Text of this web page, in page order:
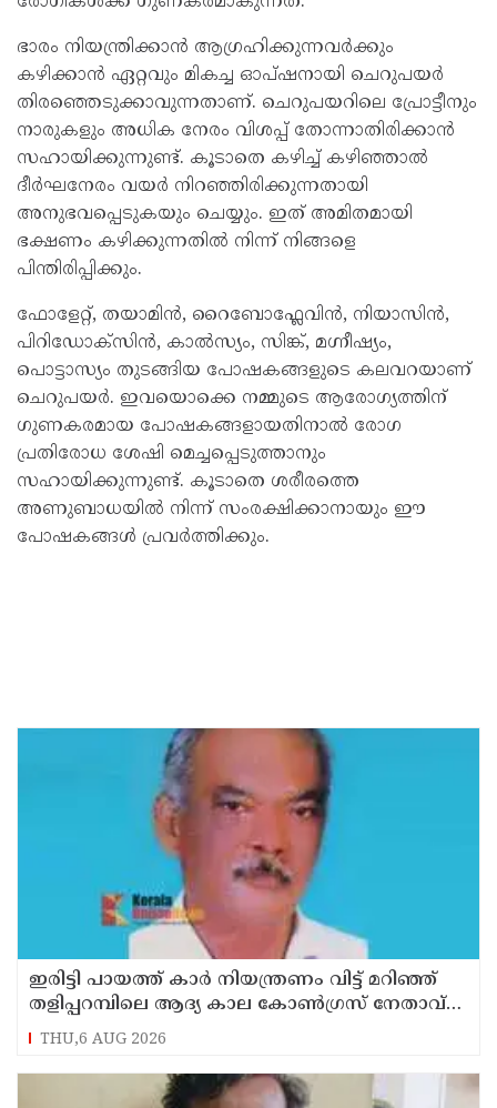
ഭാരം നിയന്ത്രിക്കാൻ ആഗ്രഹിക്കുന്നവർക്കും
കഴിക്കാൻ ഏറ്റവും മികച്ച ഓപ്‌ഷനായി ചെറുപയർ
തിരഞ്ഞെടുക്കാവുന്നതാണ്. ചെറുപയറിലെ പ്രോട്ടീനും
നാരുകളും അധിക നേരം വിശപ്പ് തോന്നാതിരിക്കാൻ
സഹായിക്കുന്നുണ്ട്. കൂടാതെ കഴിച്ച് കഴിഞ്ഞാൽ
ദീർഘനേരം വയർ നിറഞ്ഞിരിക്കുന്നതായി
അനുഭവപ്പെടുകയും ചെയ്യും. ഇത് അമിതമായി
ഭക്ഷണം കഴിക്കുന്നതിൽ നിന്ന് നിങ്ങളെ
പിന്തിരിപ്പിക്കും.
ഫോളേറ്റ്, തയാമിൻ, റൈബോഫ്ലേവിൻ, നിയാസിൻ,
പിറിഡോക്സിൻ, കാൽസ്യം, സിങ്ക്, മഗ്നീഷ്യം,
പൊട്ടാസ്യം തുടങ്ങിയ പോഷകങ്ങളുടെ കലവറയാണ്
ചെറുപയർ. ഇവയൊക്കെ നമ്മുടെ ആരോഗ്യത്തിന്
ഗുണകരമായ പോഷകങ്ങളായതിനാൽ രോഗ
പ്രതിരോധ ശേഷി മെച്ചപ്പെടുത്താനും
സഹായിക്കുന്നുണ്ട്. കൂടാതെ ശരീരത്തെ
അണുബാധയിൽ നിന്ന് സംരക്ഷിക്കാനായും ഈ
പോഷകങ്ങൾ പ്രവർത്തിക്കും.
ഇരിട്ടി പായത്ത് കാർ നിയന്ത്രണം വിട്ട് മറിഞ്ഞ്
തളിപ്പറമ്പിലെ ആദ്യ കാല കോണ്‍ഗ്രസ് നേതാവ്
മരിച്ചു
THU,6 AUG 2026